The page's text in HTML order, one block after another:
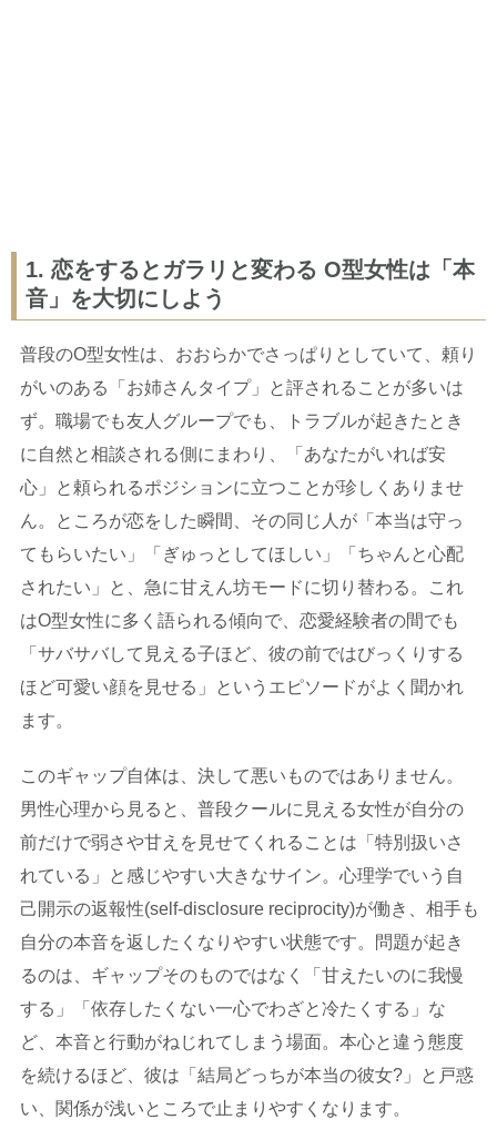
1. 恋をするとガラリと変わる O型女性は「本
音」を大切にしよう
普段のO型女性は、おおらかでさっぱりとしていて、頼り
がいのある「お姉さんタイプ」と評されることが多いは
ず。職場でも友人グループでも、トラブルが起きたとき
に自然と相談される側にまわり、「あなたがいれば安
心」と頼られるポジションに立つことが珍しくありませ
ん。ところが恋をした瞬間、その同じ人が「本当は守っ
てもらいたい」「ぎゅっとしてほしい」「ちゃんと心配
されたい」と、急に甘えん坊モードに切り替わる。これ
はO型女性に多く語られる傾向で、恋愛経験者の間でも
「サバサバして見える子ほど、彼の前ではびっくりする
ほど可愛い顔を見せる」というエピソードがよく聞かれ
ます。
このギャップ自体は、決して悪いものではありません。
男性心理から見ると、普段クールに見える女性が自分の
前だけで弱さや甘えを見せてくれることは「特別扱いさ
れている」と感じやすい大きなサイン。心理学でいう自
己開示の返報性(self-disclosure reciprocity)が働き、相手も
自分の本音を返したくなりやすい状態です。問題が起き
るのは、ギャップそのものではなく「甘えたいのに我慢
する」「依存したくない一心でわざと冷たくする」な
ど、本音と行動がねじれてしまう場面。本心と違う態度
を続けるほど、彼は「結局どっちが本当の彼女?」と戸惑
い、関係が浅いところで止まりやすくなります。